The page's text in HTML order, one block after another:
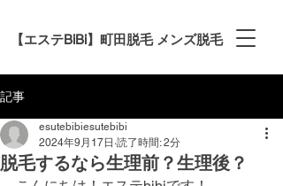
【エステBiBi】町田脱毛 メンズ脱毛
記事
脱毛するなら生理前？生理後？
esutebibiesutebibi
2024年9月17日 読了時間: 2分